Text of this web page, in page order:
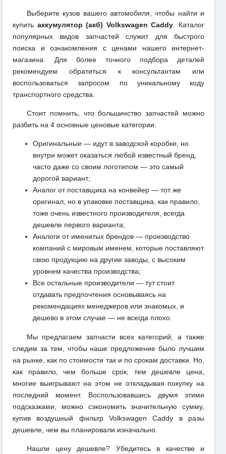
Выберите кузов вашего автомобиля, чтобы найти и
купить аккумулятор (акб) Volkswagen Caddy. Каталог
популярных видов запчастей служит для быстрого
поиска и ознакомления с ценами нашего интернет-
магазина. Для более точного подбора деталей
рекомендуем обратиться к консультантам или
воспользоваться запросом по уникальному коду
транспортного средства.
Стоит помнить, что большинство запчастей можно
разбить на 4 основные ценовые категории:
Оригинальные — идут в заводской коробке, но
внутри может оказаться любой известный бренд,
часто даже со своим логотипом — это самый
дорогой вариант;
Аналог от поставщика на конвейер — тот же
оригинал, но в упаковке поставщика, как правило,
тоже очень известного производителя, всегда
дешевле первого варианта;
Аналоги от именитых брендов — производство
компаний с мировым именем, которые поставляют
свою продукцию на другие заводы, с высоким
уровнем качества производства;
Все остальные производители — тут стоит
отдавать предпочтения основываясь на
рекомендациях менеджеров или знакомых, и
дешево в этом случае — не всегда плохо.
Мы предлагаем запчасти всех категорий, а также
следим за тем, чтобы наше предложение было лучшим
на рынке, как по стоимости так и по срокам доставки. Но,
как правило, чем больше срок, тем дешевле цена,
многие выигрывают на этом не откладывая покупку на
последний момент. Воспользовавшись двумя этими
подсказками, можно сэкономить значительную сумму,
купив воздушный фильтр Volkswagen Caddy в разы
дешевле, чем вы планировали изначально.
Нашли цену дешевле? Убедитесь в качестве и